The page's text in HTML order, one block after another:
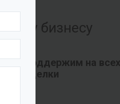
бизнесу
Поддержим на
сделки